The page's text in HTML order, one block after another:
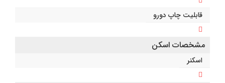
قابلیت چاپ دورو
مشخصات اسکن
اسکنر